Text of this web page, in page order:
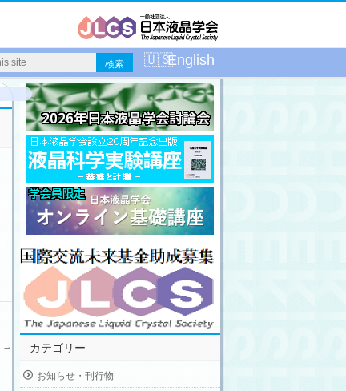
English
→ カテゴリー
お知らせ・刊行物